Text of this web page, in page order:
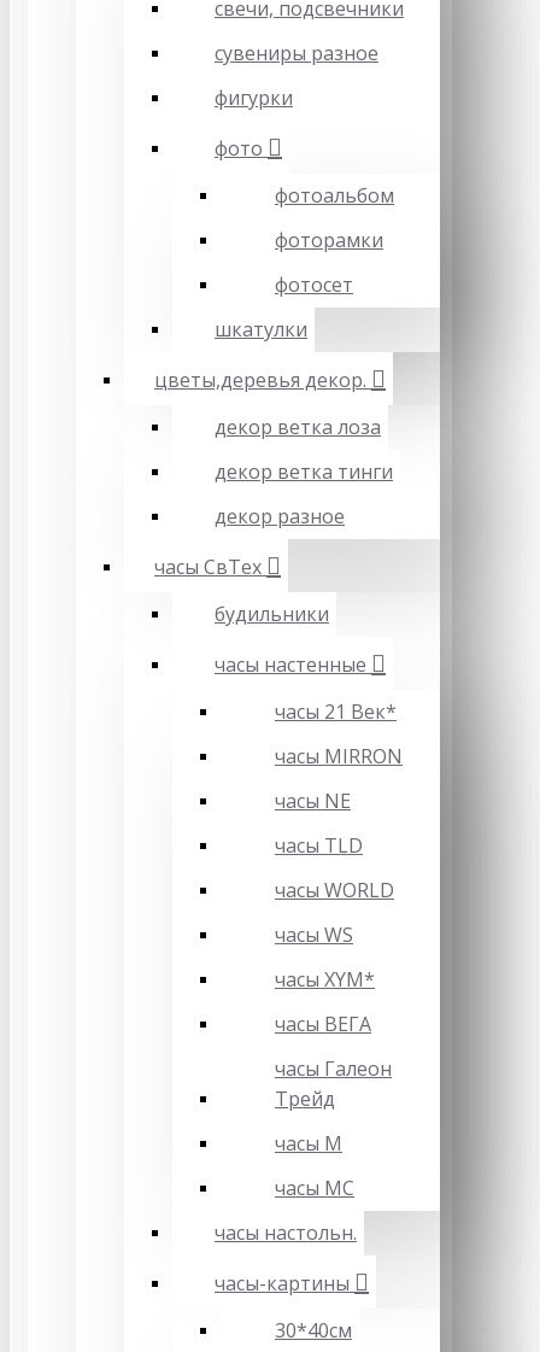
свечи, подсвечники
сувениры разное
фигурки
фото
фотоальбом
фоторамки
фотосет
шкатулки
цветы,деревья декор.
декор ветка лоза
декор ветка тинги
декор разное
часы СвТех
будильники
часы настенные
часы 21 Век*
часы MIRRON
часы NE
часы TLD
часы WORLD
часы WS
часы XYM*
часы ВЕГА
часы Галеон
Трейд
часы М
часы МС
часы настольн.
часы-картины
30*40см